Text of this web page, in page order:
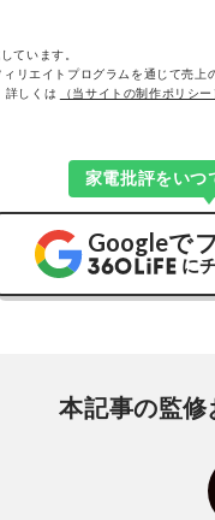
ています。
リエイトプログラムを通じて売上
詳しくは
（当サイトの制作ポリシー
家電批評をいつ
Googleで
に
本記事の監